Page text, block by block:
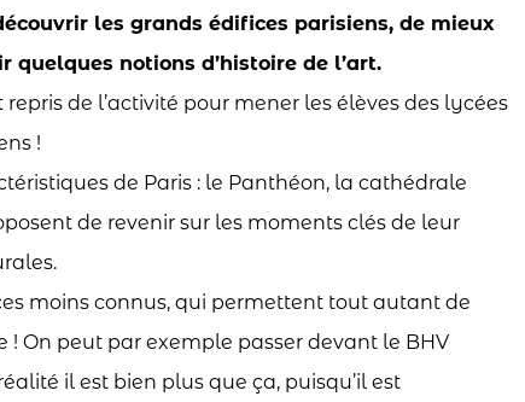
les grands édifices parisiens, de mieux
quelques notions d’histoire de l’art.
de l’activité pour mener les élèves des lycées
!
de Paris : le Panthéon, la cathédrale
de revenir sur les moments clés de leur
moins connus, qui permettent tout autant de
! On peut par exemple passer devant le BHV
il est bien plus que ça, puisqu’il est